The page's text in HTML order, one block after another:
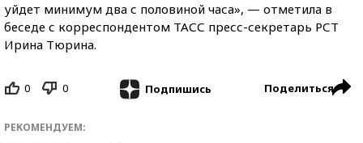
уйдет минимум два с половиной часа», — отметила в
беседе с корреспондентом ТАСС пресс-секретарь РСТ
Ирина Тюрина.
0 0 Подпишись Поделиться
РЕКОМЕНДУЕМ: